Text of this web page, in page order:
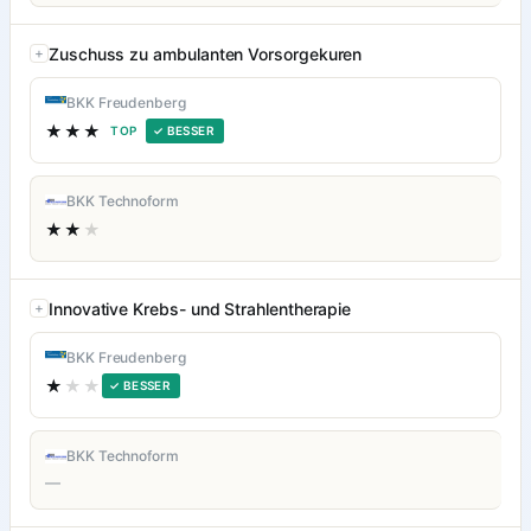
Zuschuss zu ambulanten Vorsorgekuren
BKK Freudenberg
★★★ TOP ✓ BESSER
BKK Technoform
★★ ★
Innovative Krebs- und Strahlentherapie
BKK Freudenberg
★ ★★ ✓ BESSER
BKK Technoform
—